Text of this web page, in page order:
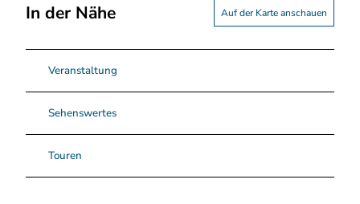
In der Nähe Auf der Karte anschauen
Veranstaltung
Sehenswertes
Touren